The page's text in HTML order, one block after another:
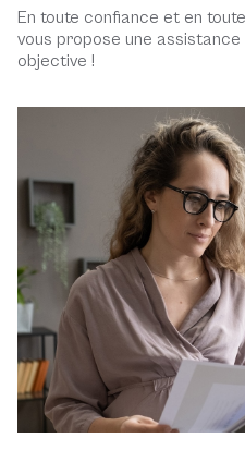
En toute confiance et en
vous propose une
objective !